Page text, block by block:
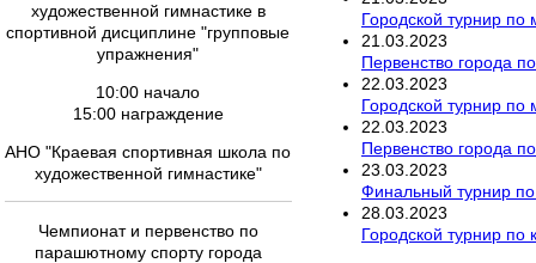
художественной гимнастике в
спортивной дисциплине "групповые
упражнения"
10:00 начало
15:00 награждение
АНО "Краевая спортивная школа по
художественной гимнастике"
Чемпионат и первенство по
парашютному спорту города
Городской турнир
21 03 2023
Первенство города
22 03 2023
Городской турнир
22 03 2023
Первенство города
23 03 2023
Финальный турнир
28 03 2023
Городской турнир по